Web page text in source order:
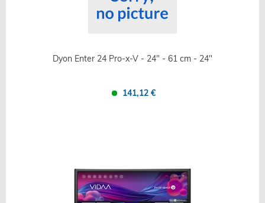
Dyon Enter 24 Pro-x-V - 24" - 61 cm - 24"
141,12 €